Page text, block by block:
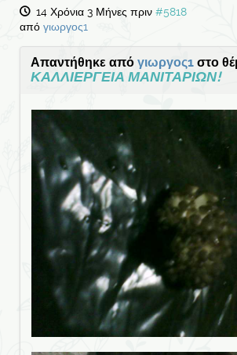
14 Χρόνια 3 Μήνες πριν #5818
από γιωργος1
Απαντήθηκε από γιωργος1 στο
ΚΑΛΛΙΕΡΓΕΙΑ ΜΑΝΙΤΑΡΙΩΝ!